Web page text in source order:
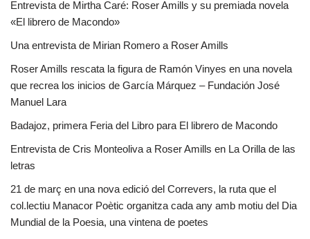
Entrevista de Mirtha Caré: Roser Amills y su premiada novela
«El librero de Macondo»
Una entrevista de Mirian Romero a Roser Amills
Roser Amills rescata la figura de Ramón Vinyes en una novela
que recrea los inicios de García Márquez – Fundación José
Manuel Lara
Badajoz, primera Feria del Libro para El librero de Macondo
Entrevista de Cris Monteoliva a Roser Amills en La Orilla de las
letras
21 de març en una nova edició del Correvers, la ruta que el
col.lectiu Manacor Poètic organitza cada any amb motiu del Dia
Mundial de la Poesia, una vintena de poetes